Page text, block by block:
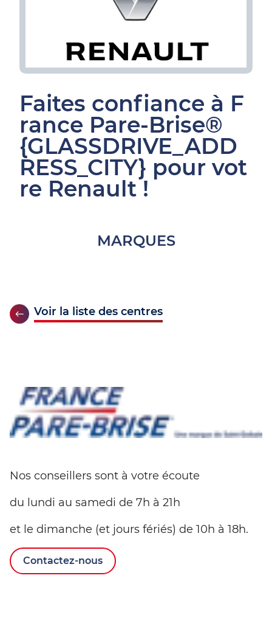
Faites confiance à F
rance Pare-Brise®
{GLASSDRIVE_ADD
RESS_CITY} pour vot
re Renault !
MARQUES
Voir la liste des centres
Nos conseillers sont à votre écoute
du lundi au samedi de 7h à 21h
et le dimanche (et jours fériés) de 10h à 18h.
Contactez-nous